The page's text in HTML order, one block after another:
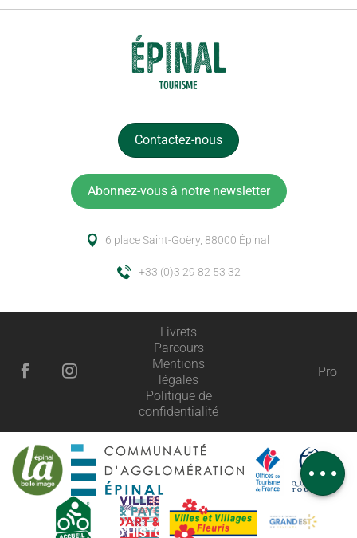
Horaires
Avis
Contactez-nous
Abonnez-vous à notre newsletter
6 place Saint-Goëry, 88000 Épinal
+33 (0)3 29 82 53 32
Livrets
Parcours
Mentions
légales
Politique de
confidentialité
Pro